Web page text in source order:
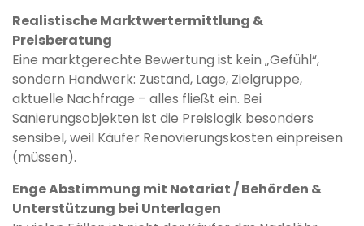
Realistische Marktwertermittlung &
Preisberatung
Eine marktgerechte Bewertung ist kein „Gefühl“,
sondern Handwerk: Zustand, Lage, Zielgruppe,
aktuelle Nachfrage – alles fließt ein. Bei
Sanierungsobjekten ist die Preislogik besonders
sensibel, weil Käufer Renovierungskosten einpreisen
(müssen).
Enge Abstimmung mit Notariat / Behörden &
Unterstützung bei Unterlagen